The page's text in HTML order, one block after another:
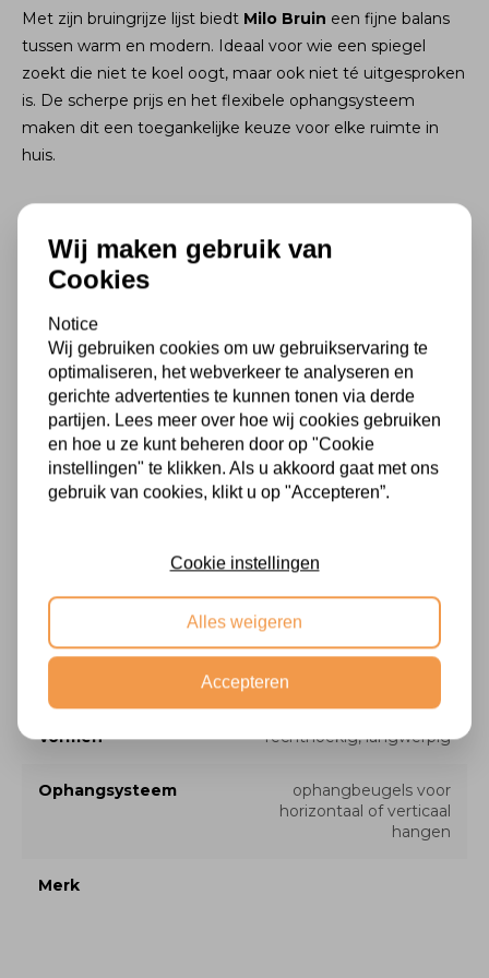
Met zijn bruingrijze lijst biedt Milo Bruin een fijne balans
tussen warm en modern. Ideaal voor wie een spiegel
zoekt die niet te koel oogt, maar ook niet té uitgesproken
is. De scherpe prijs en het flexibele ophangsysteem
maken dit een toegankelijke keuze voor elke ruimte in
huis.
Specificaties
Formaat divers
Lijstdiepte 2 cm
Materialen hout
wandspiegel, passpiegel
Vormen rechthoekig, langwerpig
Ophangsysteem
ophangbeugels voor
horizontaal of verticaal
hangen
Merk
Wij maken gebruik van
Cookies
Notice
Wij gebruiken cookies om uw gebruikservaring te
optimaliseren, het webverkeer te analyseren en
gerichte advertenties te kunnen tonen via derde
partijen. Lees meer over hoe wij cookies gebruiken
en hoe u ze kunt beheren door op "Cookie
instellingen" te klikken. Als u akkoord gaat met ons
gebruik van cookies, klikt u op "Accepteren”.
Cookie instellingen
Alles weigeren
Accepteren